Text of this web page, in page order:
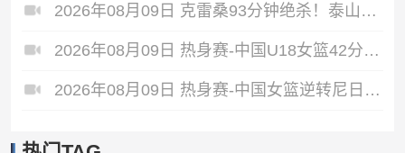
2026年08月09日 克雷桑93分钟绝杀！泰山2-1终结津门虎四连胜，刘洋、哈达斯破门
2026年08月09日 热身赛-中国U18女篮42分大胜世新大学女篮！姚子萱12前场板
2026年08月09日 热身赛-中国女篮逆转尼日利亚 张子宇23+13 王思雨关键两罚